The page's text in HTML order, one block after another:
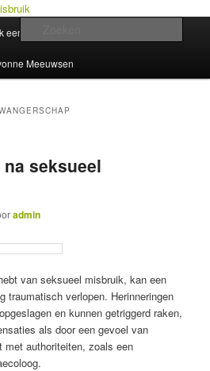
na seksueel misbruik
een hulpverlener
Meeuwsen
seksueel
admin
van seksueel misbruik, kan een
traumatisch verlopen. Herinneringen
en kunnen getriggerd raken,
als door een gevoel van
met authoriteiten, zoals een